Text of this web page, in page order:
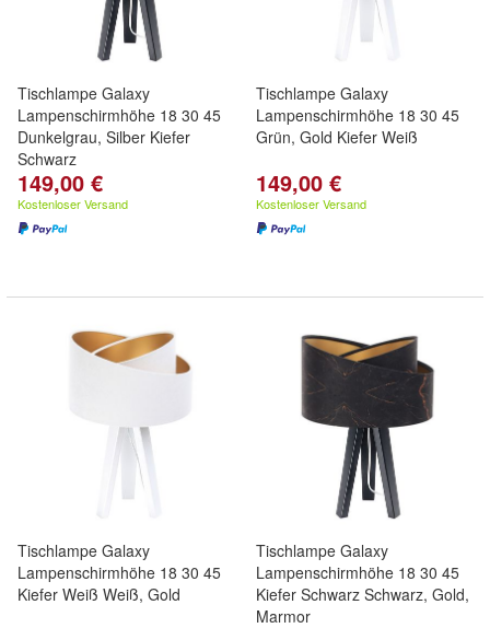
Tischlampe Galaxy
Lampenschirmhöhe 18 30 45
Dunkelgrau, Silber Kiefer
Schwarz
149,00 €
Kostenloser Versand
Tischlampe Galaxy
Lampenschirmhöhe 18 30 45
Grün, Gold Kiefer Weiß
149,00 €
Kostenloser Versand
Tischlampe Galaxy
Lampenschirmhöhe 18 30 45
Kiefer Weiß Weiß, Gold
Tischlampe Galaxy
Lampenschirmhöhe 18 30 45
Kiefer Schwarz Schwarz, Gold,
Marmor